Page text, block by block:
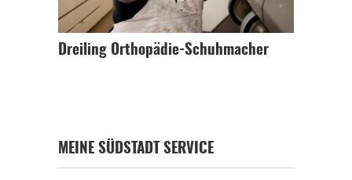
Dreiling Orthopädie-Schuhmacher
MEINE SÜDSTADT SERVICE